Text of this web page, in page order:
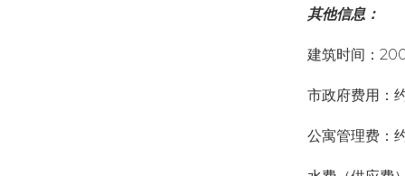
其他信息：
建筑时间：
市政府费用：
公寓管理费：